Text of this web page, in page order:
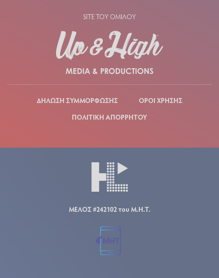
SITE ΤΟΥ ΟΜΙΛΟΥ
ΔΗΛΩΣΗ ΣΥΜΜΟΡΦΩΣΗΣ
ΟΡΟΙ ΧΡΗΣΗΣ
ΠΟΛΙΤΙΚΗ ΑΠΟΡΡΗΤΟΥ
ΜΕΛΟΣ #242102 του Μ.Η.Τ.